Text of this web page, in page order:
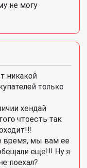
не могу
никакой
только
хендай
чтоесть так
время, мы вам ее
еще!!! Ну я
поехал?